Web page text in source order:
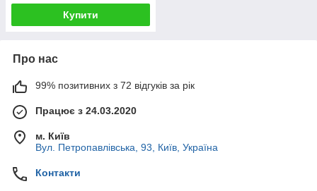
Купити
Про нас
99% позитивних з 72 відгуків за рік
Працює з 24.03.2020
м. Київ
Вул. Петропавлівська, 93, Київ, Україна
Контакти